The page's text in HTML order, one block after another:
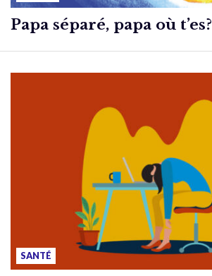
Papa séparé, papa où t’es?
SANTÉ